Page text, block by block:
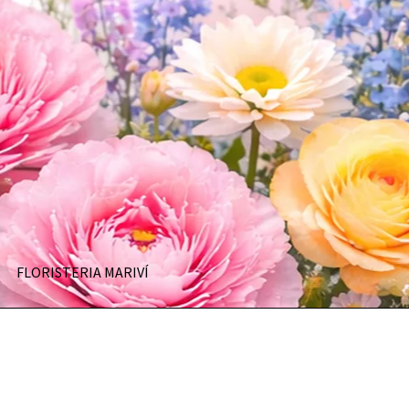
FLORISTERIA MARIVÍ